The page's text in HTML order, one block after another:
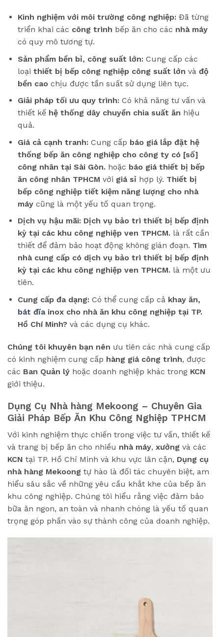
Kinh nghiệm với môi trường công nghiệp:Đã từng
triển khai các công trình bếp ăn cho các nhà máy
có quy mô tương tự.
Sản phẩm bền bỉ, công suất lớn:Cung cấp các
loại thiết bị bếp công nghiệp công suất lớn và độ
bền caochịu được tần suất sử dụng liên tục.
Giải pháp tối ưu quy trình:Có khả năng tư vấn và
thiết kế hệ thống dây chuyền chia suất ăn hiệu
quả.
Giá cả cạnh tranh:Cung cấp báo giá lắp đặt hệ
thống bếp ăn công nghiệp cho công ty có [số]
công nhân tại Sài Gòn.hoặc báo giá thiết bị bếp
ăn công nhân TPHCM với giá sỉ hợp lý. Thiết bị
bếp công nghiệp tiết kiệm năng lượng cho nhà
máycũng là một yếu tố quan trọng.
Dịch vụ hậu mãi: Dịch vụ bảo trì thiết bị bếp định
kỳ tại các khu công nghiệp ven TPHCM.là rất cần
thiết để đảm bảo hoạt động không gián đoạn. Tìm
nhà cung cấp có dịch vụ bảo trì thiết bị bếp định
kỳ tại các khu công nghiệp ven TPHCM.là một ưu
tiên.
Cung cấp đa dạng:Có thể cung cấp cả khay ăn,
bát đĩainox cho nhà ăn khu công nghiệp tại TP.
Hồ Chí Minh?và các dụng cụ khác.
Chúng tôi khuyên bạn nên ưu tiên các nhà cung cấp
có kinh nghiệm cung cấp hàng giá công trình, được
các Ban Quản lý hoặc doanh nghiệp khác trong KCN
giới thiệu.
Dụng Cụ Nhà hàng Mekoong – Chuyên Gia
Giải Pháp Bếp Ăn Khu Công Nghiệp TPHCM
Với kinh nghiệm thực chiến trong việc tư vấn, thiết kế
và trang bị bếp ăn cho nhiều nhà máy, xưởng và các
KCN tại TP. Hồ Chí Minh và khu vực lân cận, Dụng cụ
nhà hàng Mekoong tự hào là đối tác chuyên biệt, am
hiểu sâu sắc về những yêu cầu khắt khe của bếp ăn
khu công nghiệp. Chúng tôi hiểu rằng việc đảm bảo
bữa ăn ngon, an toàn và nhanh chóng là yếu tố quan
trọng góp phần vào sự thành công của doanh nghiệp.